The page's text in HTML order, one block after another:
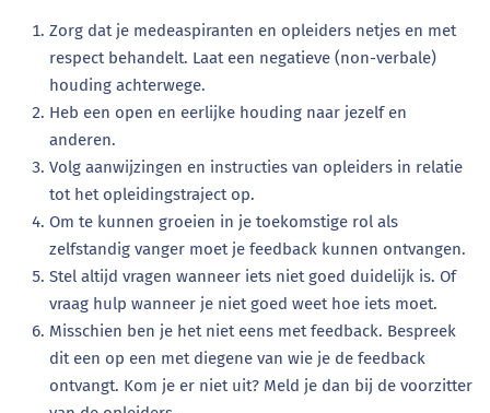
Zorg dat je medeaspiranten en opleiders netjes en met
respect behandelt. Laat een negatieve (non-verbale)
houding achterwege.
Heb een open en eerlijke houding naar jezelf en
anderen.
Volg aanwijzingen en instructies van opleiders in relatie
tot het opleidingstraject op.
Om te kunnen groeien in je toekomstige rol als
zelfstandig vanger moet je feedback kunnen ontvangen.
Stel altijd vragen wanneer iets niet goed duidelijk is. Of
vraag hulp wanneer je niet goed weet hoe iets moet.
Misschien ben je het niet eens met feedback. Bespreek
dit een op een met diegene van wie je de feedback
ontvangt. Kom je er niet uit? Meld je dan bij de voorzitter